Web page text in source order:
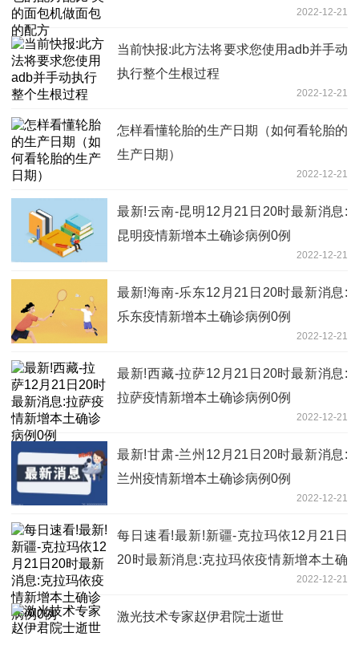
2022-12-21
当前快报:此方法将要求您使用adb并手动
执行整个生根过程
2022-12-21
怎样看懂轮胎的生产日期（如何看轮胎的
生产日期）
2022-12-21
最新!云南-昆明12月21日20时最新消息:
昆明疫情新增本土确诊病例0例
2022-12-21
最新!海南-乐东12月21日20时最新消息:
乐东疫情新增本土确诊病例0例
2022-12-21
最新!西藏-拉萨12月21日20时最新消息:
拉萨疫情新增本土确诊病例0例
2022-12-21
最新!甘肃-兰州12月21日20时最新消息:
兰州疫情新增本土确诊病例0例
2022-12-21
每日速看!最新!新疆-克拉玛依12月21日
20时最新消息:克拉玛依疫情新增本土确
2022-12-21
激光技术专家赵伊君院士逝世